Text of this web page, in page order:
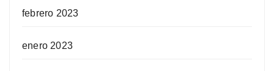
febrero 2023
enero 2023